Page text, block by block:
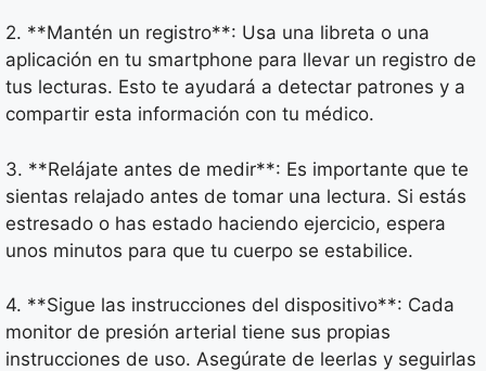
2. **Mantén un registro**: Usa una libreta o una
aplicación en tu smartphone para llevar un registro de
tus lecturas. Esto te ayudará a detectar patrones y a
compartir esta información con tu médico.
3. **Relájate antes de medir**: Es importante que te
sientas relajado antes de tomar una lectura. Si estás
estresado o has estado haciendo ejercicio, espera
unos minutos para que tu cuerpo se estabilice.
4. **Sigue las instrucciones del dispositivo**: Cada
monitor de presión arterial tiene sus propias
instrucciones de uso. Asegúrate de leerlas y seguirlas